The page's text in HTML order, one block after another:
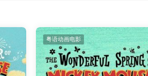
粤语动画电影